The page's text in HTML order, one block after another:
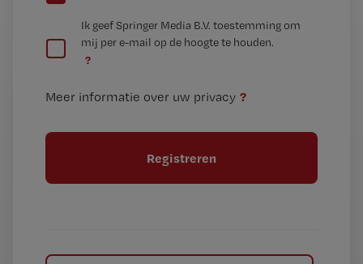
e
t
e
t
l
Ik geef Springer Media B.V. toestemming om
mij per e-mail op de hoogte te houden.
?
Meer informatie over uw privacy ?